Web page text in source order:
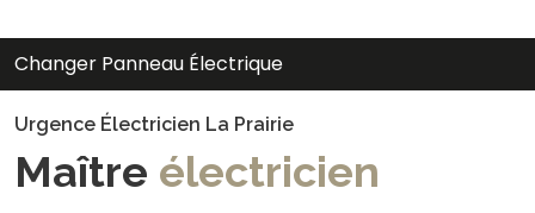
Changer Panneau Électrique
Urgence Électricien La Prairie
Maître électricien